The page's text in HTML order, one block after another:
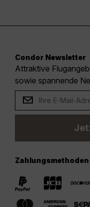
Condor Newsletter
Attraktive
sowie spannende
Zahlungsmethoden